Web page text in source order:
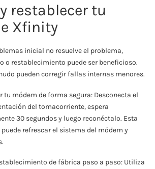
restablecer tu
Xfinity
inicial no resuelve el problema,
o restablecimiento puede ser beneficioso.
pueden corregir fallas internas menores.
tu módem de forma segura: Desconecta el
del tomacorriente, espera
30 segundos y luego reconéctalo. Esta
refrescar el sistema del módem y
de fábrica paso a paso: Utiliza